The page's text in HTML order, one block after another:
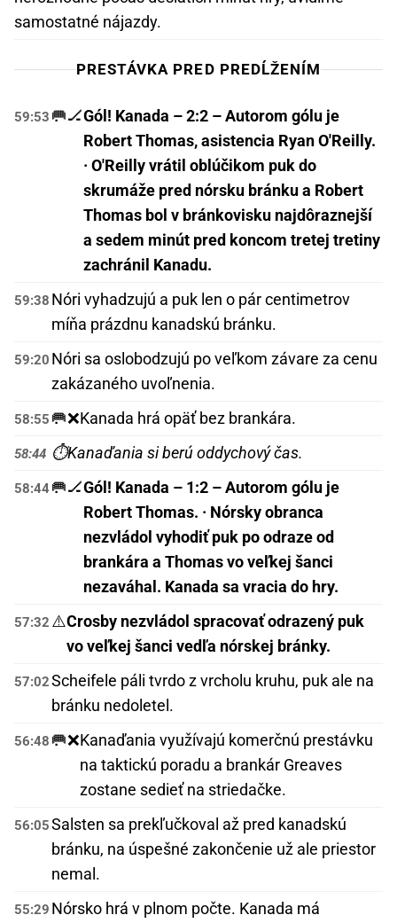
samostatné nájazdy.
PRESTÁVKA PRED PREDĹŽENÍM
59:53 🥅🏒Gól! Kanada – 2:2 – Autorom gólu je
Robert Thomas, asistencia Ryan O'Reilly.
· O'Reilly vrátil oblúčikom puk do
skrumáže pred nórsku bránku a Robert
Thomas bol v bránkovisku najdôraznejší
a sedem minút pred koncom tretej tretiny
zachránil Kanadu.
59:38 Nóri vyhadzujú a puk len o pár centimetrov
míňa prázdnu kanadskú bránku.
59:20 Nóri sa oslobodzujú po veľkom závare za cenu
zakázaného uvoľnenia.
58:55 🥅❌Kanada hrá opäť bez brankára.
58:44 ⏱️Kanaďania si berú oddychový čas.
58:44🥅🏒Gól! Kanada – 1:2 – Autorom gólu je
Robert Thomas. · Nórsky obranca
nezvládol vyhodiť puk po odraze od
brankára a Thomas vo veľkej šanci
nezaváhal. Kanada sa vracia do hry.
57:32 ⚠️Crosby nezvládol spracovať odrazený puk
vo veľkej šanci vedľa nórskej bránky.
57:02Scheifele páli tvrdo z vrcholu kruhu, puk ale na
bránku nedoletel.
56:48 🥅❌Kanaďania využívajú komerčnú prestávku
na taktickú poradu a brankár Greaves
zostane sedieť na striedačke.
56:05Salsten sa prekľučkoval až pred kanadskú
bránku, na úspešné zakončenie už ale priestor
nemal.
55:29 Nórsko hrá v plnom počte. Kanada má